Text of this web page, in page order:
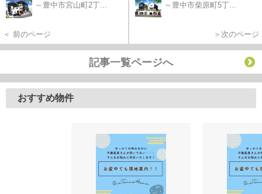
～豊中市宮山町2丁...
＜ 前のページ
～豊中市柴原町5丁...
＞次のページ
記事一覧ページへ
おすすめ物件